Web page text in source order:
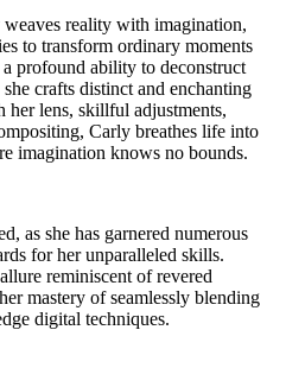
reality with imagination,
to transform ordinary moments
profound ability to deconstruct
crafts distinct and enchanting
her lens, skillful adjustments,
Carly breathes life into
imagination knows no bounds.
as she has garnered numerous
for her unparalleled skills.
reminiscent of revered
mastery of seamlessly blending
digital techniques.